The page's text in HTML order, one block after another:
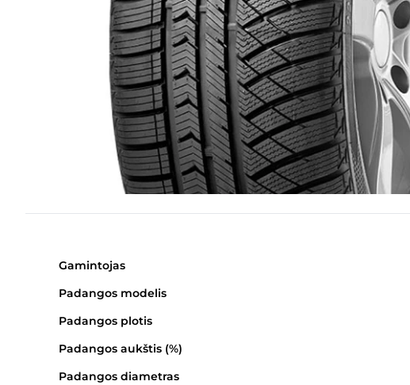
Gamintojas
Padangos modelis
Padangos plotis
Padangos aukštis (%)
Padangos diametras